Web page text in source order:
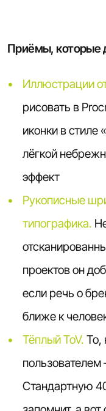
Приёмы, которые
Иллюстрации
рисовать в
иконки в стиле
лёгкой
эффект
Рукописные
типографика.
проектов он
если речь о
ближе к
Тёплый ToV. То,
Стандартную